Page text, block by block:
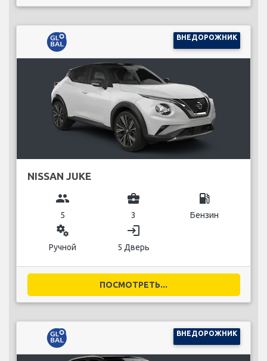
ВНЕДОРОЖНИК
NISSAN JUKE
group
5
business_center
3
local_gas_station
Бензин
miscellaneous_services
Ручной
login
5 Дверь
ПОСМОТРЕТЬ...
ВНЕДОРОЖНИК